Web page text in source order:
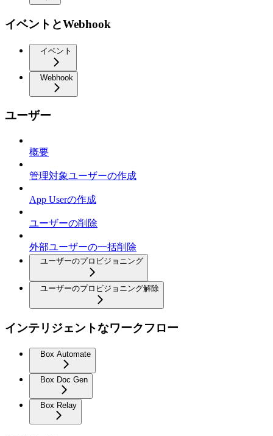
イベントとWebhook
イベント
Webhook
ユーザー
概要
管理対象ユーザーの作成
App Userの作成
ユーザーの削除
外部ユーザーの一括削除
ユーザーのプロビジョニング
ユーザーのプロビジョニング解除
インテリジェントなワークフロー
Box Automate
Box Doc Gen
Box Relay